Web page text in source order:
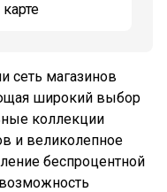
сеть магазинов
широкий выбор
коллекции
и великолепное
беспроцентной